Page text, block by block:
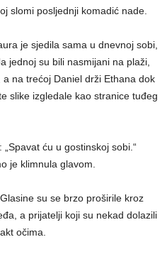
slomi posljednji komadić nade.
je sjedila sama u dnevnoj sobi,
jednoj su bili nasmijani na plaži,
na trećoj Daniel drži Ethana dok
slike izgledale kao stranice tuđeg
ću u gostinskoj sobi.“
je klimnula glavom.
su se brzo proširile kroz
a prijatelji koji su nekad dolazili
očima.